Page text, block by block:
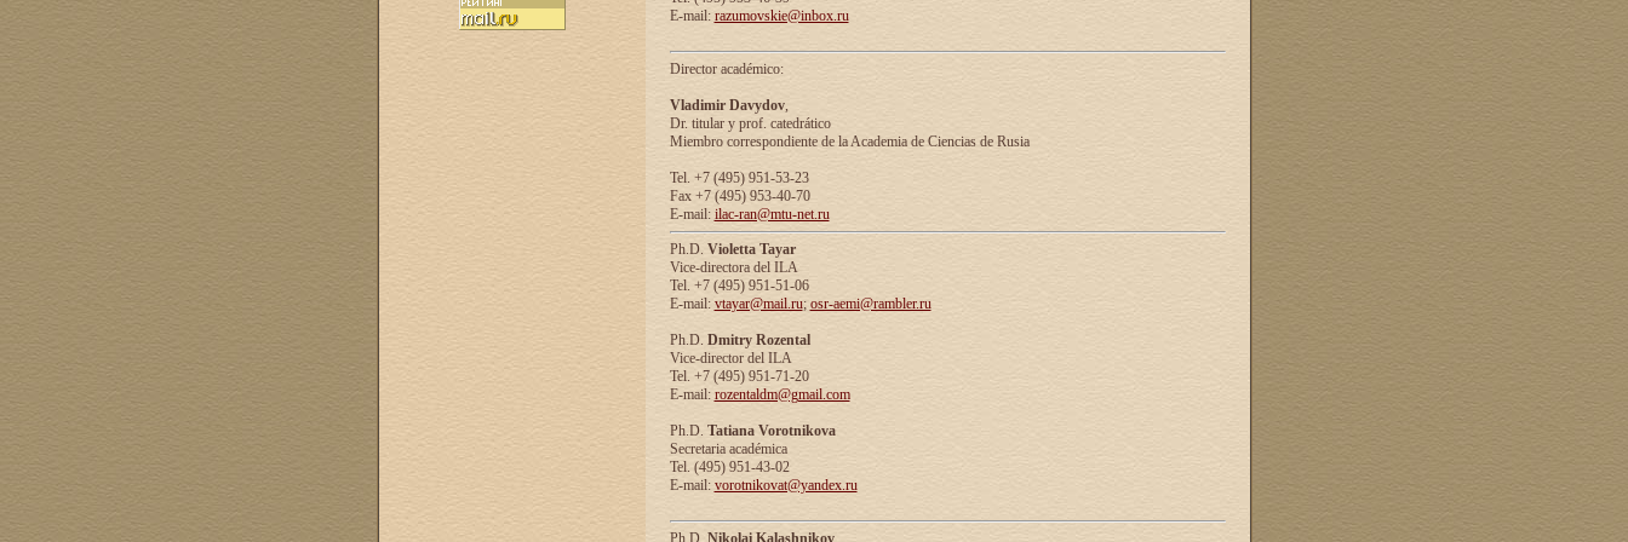
E-mail: razumovskie@inbox.ru
Director académico:
Vladimir Davydov,
Dr. titular y prof. catedrático
Miembro correspondiente de la Academia de Ciencias de Rusia
Tel. +7 (495) 951-53-23
Fax +7 (495) 953-40-70
E-mail: ilac-ran@mtu-net.ru
Ph.D. Violetta Tayar
Vice-directora del ILA
Tel. +7 (495) 951-51-06
E-mail: vtayar@mail.ru; osr-aemi@rambler.ru
Ph.D. Dmitry Rozental
Vice-director del ILA
Tel. +7 (495) 951-71-20
E-mail: rozentaldm@gmail.com
Ph.D. Tatiana Vorotnikova
Secretaria académica
Tel. (495) 951-43-02
E-mail: vorotnikovat@yandex.ru
Ph.D. Nikolai Kalashnikov